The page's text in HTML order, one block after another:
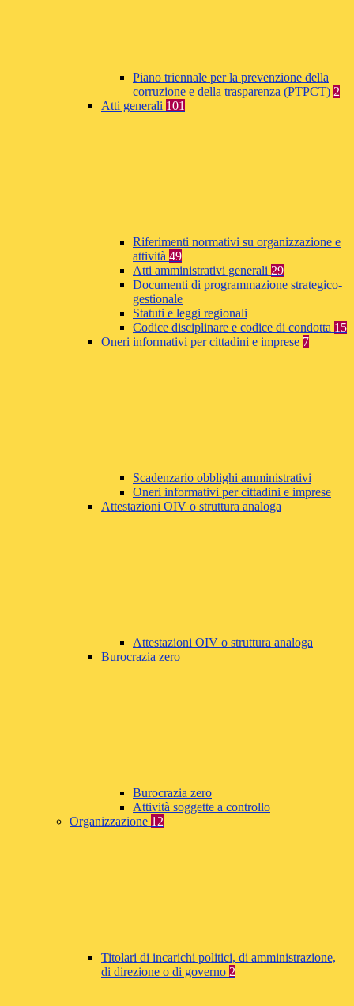
Piano triennale per la prevenzione della
corruzione e della trasparenza (PTPCT) 2
Atti generali 101
Riferimenti normativi su organizzazione e
attività 49
Atti amministrativi generali 29
Documenti di programmazione strategico-
gestionale
Statuti e leggi regionali
Codice disciplinare e codice di condotta 15
Oneri informativi per cittadini e imprese 7
Scadenzario obblighi amministrativi
Oneri informativi per cittadini e imprese
Attestazioni OIV o struttura analoga
Attestazioni OIV o struttura analoga
Burocrazia zero
Burocrazia zero
Attività soggette a controllo
Organizzazione 12
Titolari di incarichi politici, di amministrazione,
di direzione o di governo 2